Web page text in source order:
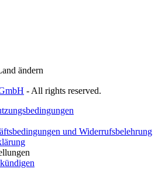
ändern
- All rights reserved.
und Widerrufsbelehrung